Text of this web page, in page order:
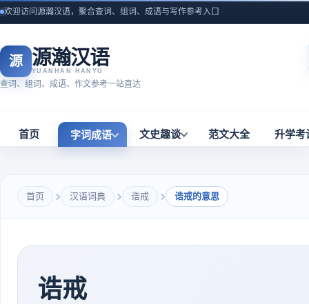
欢迎访问源瀚汉语，聚合查词、组词、成语与写作参考入口
源 源瀚汉语
YUANHAN HANYU
查词、组词、成语、作文参考一站直达
首页 字词成语 文史趣谈 范文大全 升学考
首页 汉语词典 诰戒 诰戒的意思
诰戒